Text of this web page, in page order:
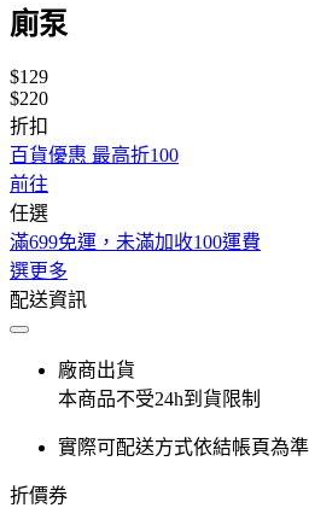
廁泵
$129
$220
折扣
百貨優惠 最高折100
前往
任選
滿699免運，未滿加收100運費
選更多
配送資訊
廠商出貨
本商品不受24h到貨限制
實際可配送方式依結帳頁為準
折價券